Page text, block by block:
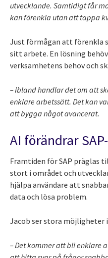
utvecklande. Samtidigt får
kan förenkla utan att tappa
Just förmågan att förenkla
sitt arbete. En lösning
verksamhetens behov och
– Ibland handlar det om att
enklare arbetssätt. Det kan
att bygga något avancerat.
AI förändrar
Framtiden för SAP präglas
stort i området och
hjälpa användare att
data och lösa problem.
Jacob ser stora möjligheter
– Det kommer att bli enklare